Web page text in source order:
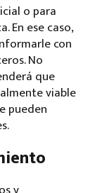
o para
En ese caso,
con
No
que
viable
pueden